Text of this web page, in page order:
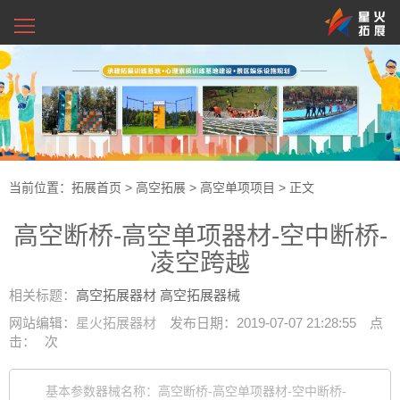
当前位置： 拓展首页 > 高空拓展 > 高空单项项目 > 正文
高空断桥-高空单项器材-空中断桥-
凌空跨越
相关标题： 高空拓展器材 高空拓展器械
网站编辑： 星火拓展器材 发布日期：2019-07-07 21:28:55
点
击：
次
基本参数器械名称：高空断桥-高空单项器材-空中断桥-